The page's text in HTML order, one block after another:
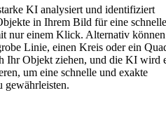
KI analysiert und identifiziert
in Ihrem Bild für eine schnelle
nur einem Klick. Alternativ
Linie, einen Kreis oder ein
Ihr Objekt ziehen, und die KI wird
um eine schnelle und exakte
gewährleisten.